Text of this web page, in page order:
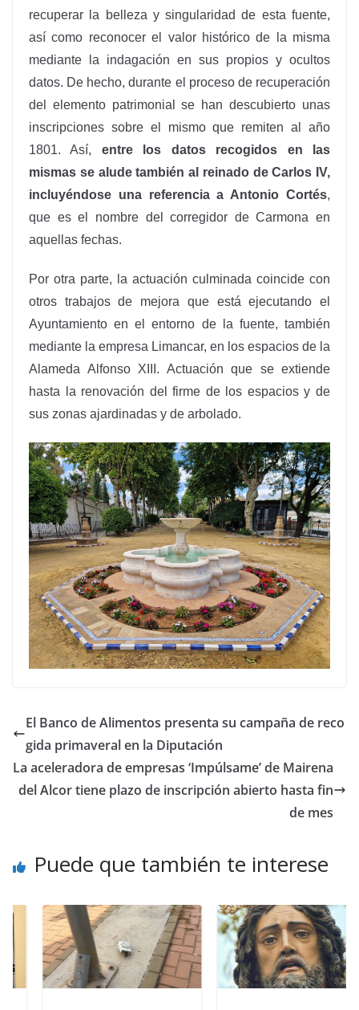
recuperar la belleza y singularidad de esta fuente,
así como reconocer el valor histórico de la misma
mediante la indagación en sus propios y ocultos
datos. De hecho, durante el proceso de recuperación
del elemento patrimonial se han descubierto unas
inscripciones sobre el mismo que remiten al año
1801. Así, entre los datos recogidos en las
mismas se alude también al reinado de Carlos IV,
incluyéndose una referencia a Antonio Cortés,
que es el nombre del corregidor de Carmona en
aquellas fechas.
Por otra parte, la actuación culminada coincide con
otros trabajos de mejora que está ejecutando el
Ayuntamiento en el entorno de la fuente, también
mediante la empresa Limancar, en los espacios de la
Alameda Alfonso XIII. Actuación que se extiende
hasta la renovación del firme de los espacios y de
sus zonas ajardinadas y de arbolado.
El Banco de Alimentos presenta su campaña de reco
gida primaveral en la Diputación
La aceleradora de empresas ‘Impúlsame’ de Mairena
del Alcor tiene plazo de inscripción abierto hasta fin
de mes
Puede que también te interese